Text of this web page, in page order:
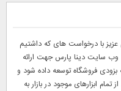
با درخواست های که داشتیم
. وب سایت دینا پارس جهت ارائه
فروشگاه توسعه داده شود و
ابزارهای موجود در بازار به